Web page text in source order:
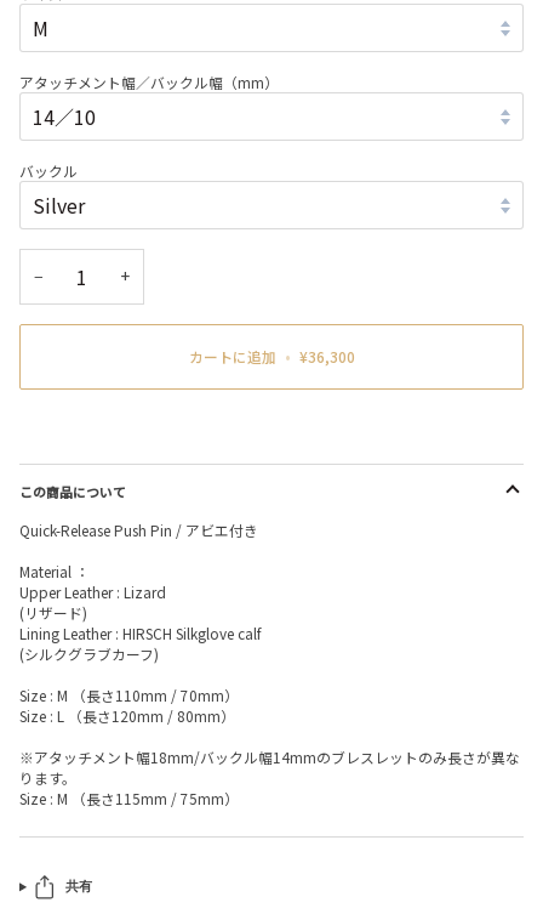
アタッチメント幅／バックル幅（mm）
バックル
− +
カートに追加 • ¥36,300
この商品について
Quick-Release Push Pin / アビエ付き
Material ：
Upper Leather : Lizard
(リザード)
Lining Leather : HIRSCH Silkglove calf
(シルクグラブカーフ)
Size : M （長さ110mm / 70mm）
Size : L （長さ120mm / 80mm）
※アタッチメント幅18mm/バックル幅14mmのブレスレットのみ長さが異な
ります。
Size : M （長さ115mm / 75mm）
共有